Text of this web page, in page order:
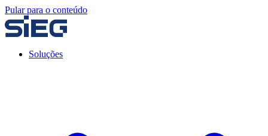
Pular para o conteúdo
Soluções